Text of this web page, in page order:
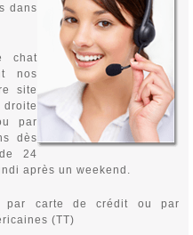
dans
chat
nos
site
par
dès
24
après un weekend.
par carte de crédit ou par
(TT)